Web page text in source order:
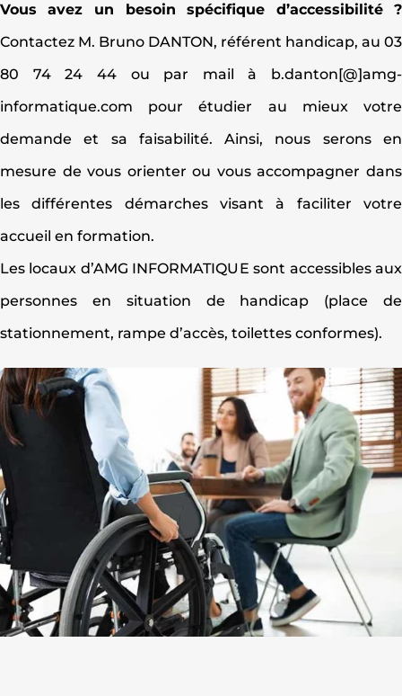
Vous avez un besoin spécifique d’accessibilité ?
Contactez M. Bruno DANTON, référent handicap, au 03
80 74 24 44 ou par mail à b.danton[@]amg-
informatique.com pour étudier au mieux votre
demande et sa faisabilité. Ainsi, nous serons en
mesure de vous orienter ou vous accompagner dans
les différentes démarches visant à faciliter votre
accueil en formation.
Les locaux d’AMG INFORMATIQUE sont accessibles aux
personnes en situation de handicap (place de
stationnement, rampe d’accès, toilettes conformes).